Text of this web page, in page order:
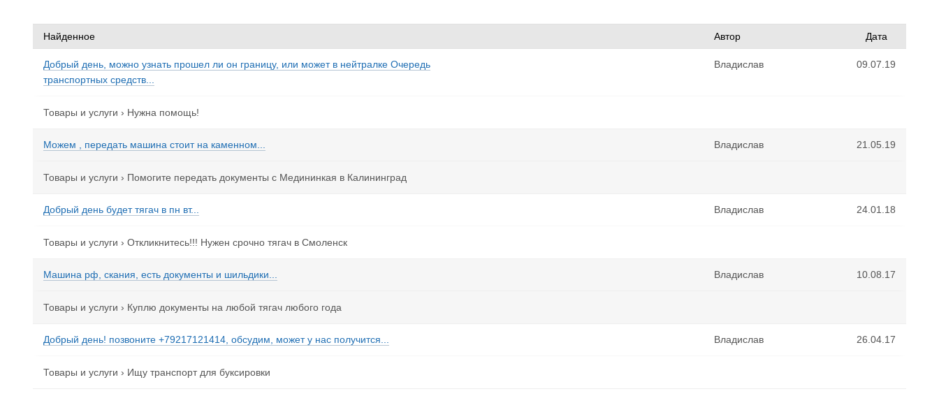
Найденное Автор Дата
Добрый день, можно узнать прошел ли он границу, или может в нейтралке Очередь
транспортных средств...
Владислав 09.07.19
Товары и услуги › Нужна помощь!
Можем , передать машина стоит на каменном... Владислав 21.05.19
Товары и услуги › Помогите передать документы с Медининкая в Калининград
Добрый день будет тягач в пн вт... Владислав 24.01.18
Товары и услуги › Откликнитесь!!! Нужен срочно тягач в Смоленск
Машина рф, скания, есть документы и шильдики... Владислав 10.08.17
Товары и услуги › Куплю документы на любой тягач любого года
Добрый день! позвоните +79217121414, обсудим, может у нас получится... Владислав 26.04.17
Товары и услуги › Ищу транспорт для буксировки